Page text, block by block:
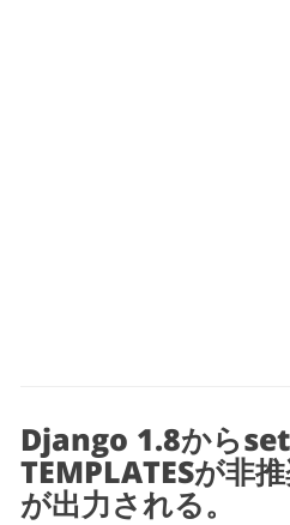
Django 1.8から
TEMPLATESが非
が出力される。